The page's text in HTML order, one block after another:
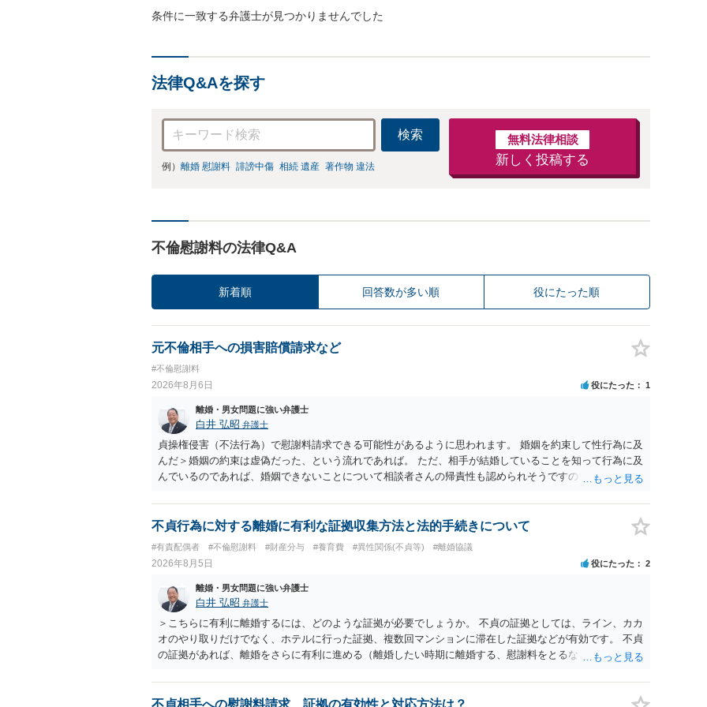
条件に一致する弁護士が見つかりませんでした
法律Q&Aを探す
検索
例） 離婚 慰謝料 誹謗中傷 相続 遺産 著作物 違法
無料法律相談
新しく投稿する
不倫慰謝料の法律Q&A
新着順 回答数が多い順 役にたった順
元不倫相手への損害賠償請求など
#不倫慰謝料
2026年8月6日 役にたった 1
離婚・男女問題に強い弁護士
白井 弘昭 弁護士
貞操権侵害（不法行為）で慰謝料請求できる可能性があるように思われます。 婚姻を約束して性行為に及
んだ＞婚姻の約束は虚偽だった、という流れであれば。 ただ、相手が結婚していることを知って行為に及
んでいるのであれば、婚姻できないことについて相談者さんの帰責性も認められそうですので、あまり慰
不貞行為に対する離婚に有利な証拠収集方法と法的手続きについて
#有責配偶者 #不倫慰謝料 #財産分与 #養育費 #異性関係(不貞等) #離婚協議
2026年8月5日 役にたった 2
離婚・男女問題に強い弁護士
白井 弘昭 弁護士
＞こちらに有利に離婚するには、どのような証拠が必要でしょうか。 不貞の証拠としては、ライン、カカ
オのやり取りだけでなく、ホテルに行った証拠、複数回マンションに滞在した証拠などが有効です。 不貞
の証拠があれば、離婚をさらに有利に進める（離婚したい時期に離婚する、慰謝料をとるなど）ことがで
がありますので、ご注意ください。 以上、ご参考まで。
不貞相手への慰謝料請求、証拠の有効性と対応方法は？